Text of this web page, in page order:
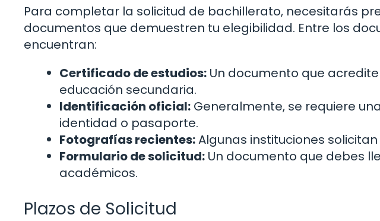
Para completar la solicitud de bachillerato, necesitarás
documentos que demuestren tu elegibilidad. Entre los
encuentran:
Certificado de estudios: Un documento que
educación secundaria.
Identificación oficial: Generalmente, se requiere
identidad o pasaporte.
Fotografías recientes:Algunas instituciones
Formulario de solicitud: Un documento que debes
académicos.
Plazos de Solicitud